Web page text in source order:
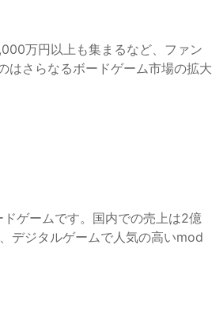
万円以上も集まるなど、ファン
はさらなるボードゲーム市場の拡大
ゲームです。国内での売上は2億
デジタルゲームで人気の高いmod